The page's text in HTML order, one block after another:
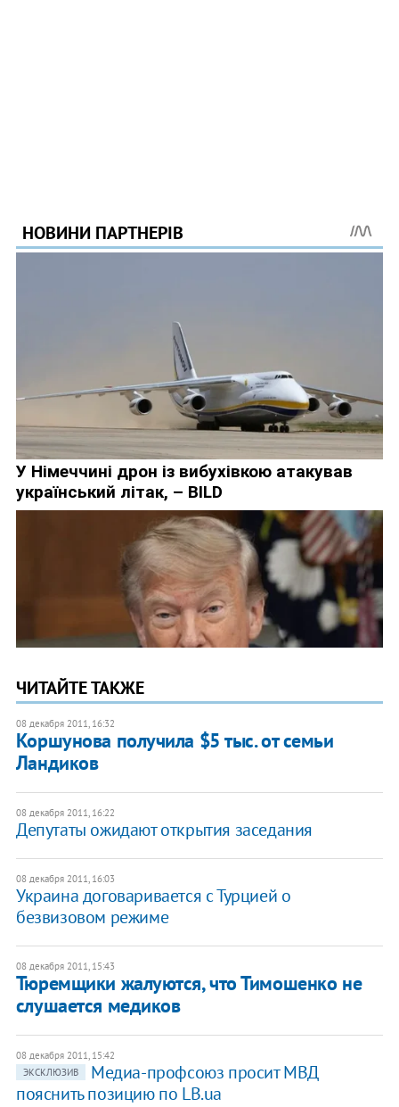
ЧИТАЙТЕ ТАКЖЕ
08 декабря 2011, 16:32
​Коршунова получила $5 тыс. от семьи
Ландиков
08 декабря 2011, 16:22
Депутаты ожидают открытия заседания
08 декабря 2011, 16:03
​Украина договаривается с Турцией о
безвизовом режиме
08 декабря 2011, 15:43
​Тюремщики жалуются, что Тимошенко не
слушается медиков
08 декабря 2011, 15:42
ЭКСКЛЮЗИВ
Медиа-профсоюз просит МВД
пояснить позицию по LB.ua